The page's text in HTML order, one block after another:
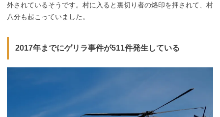
外されているそうです。村に入ると裏切り者の烙印を押されて、村
八分も起こっていました。
2017年までにゲリラ事件が511件発生している